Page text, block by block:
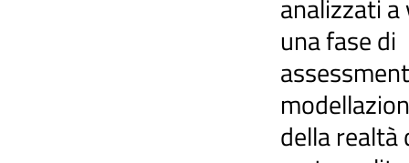
analizzati a
una fase di
della realtà